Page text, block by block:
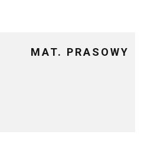
MAT. PRASOWY